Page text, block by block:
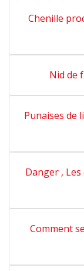
Chenille
Nid de
Punaises de
Danger ,
Comment